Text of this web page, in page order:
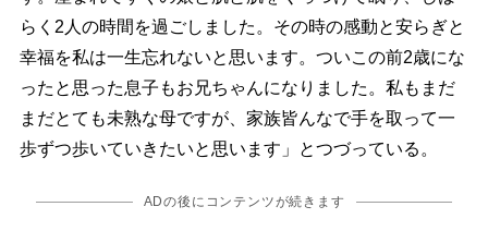
らく2人の時間を過ごしました。その時の感動と安らぎと
幸福を私は一生忘れないと思います。ついこの前2歳にな
ったと思った息子もお兄ちゃんになりました。私もまだ
まだとても未熟な母ですが、家族皆んなで手を取って一
歩ずつ歩いていきたいと思います」とつづっている。
ADの後にコンテンツが続きます